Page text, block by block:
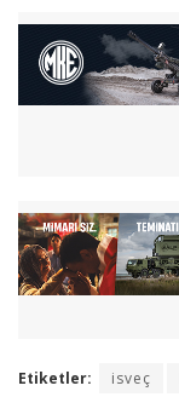
Etiketler: isveç